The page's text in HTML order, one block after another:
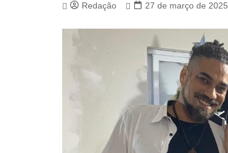
Redação 27 de março de 2025